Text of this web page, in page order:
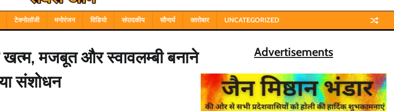
टेक्नोलॉजी मनोरंजन विडियो संपादकीय सौन्दर्य कारोबार UNCATEGORIZED
खत्म, मजबूत और स्वावलम्बी बनाने
संशोधन
Advertisements